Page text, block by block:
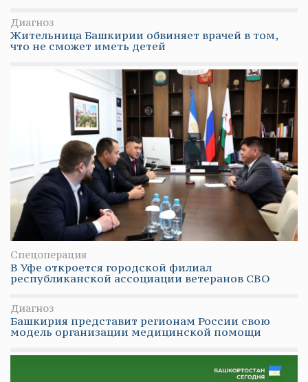
Диагноз
Жительница Башкирии обвиняет врачей в том,
что не сможет иметь детей
Спецоперация
В Уфе откроется городской филиал
республиканской ассоциации ветеранов СВО
Диагноз
Башкирия представит регионам России свою
модель организации медицинской помощи